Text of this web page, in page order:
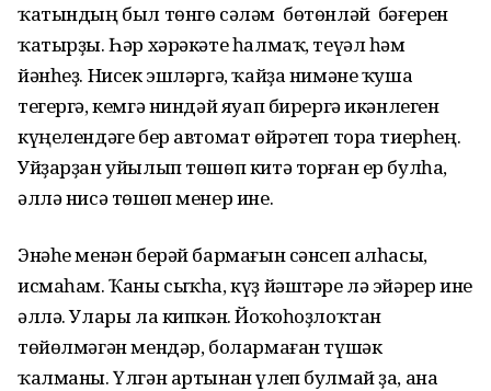
ҡатындың был төнгө сәләм бөтөнләй бәғерен
ҡатырҙы. Һәр хәрәкәте һалмаҡ, теүәл һәм
йәнһеҙ. Нисек эшләргә, ҡайҙа нимәне ҡуша
тегергә, кемгә ниндәй яуап бирергә икәнлеген
күңелендәге бер автомат өйрәтеп тора тиерһең.
Уйҙарҙан уйылып төшөп китә торған ер булһа,
әллә нисә төшөп менер ине.
Энәһе менән берәй бармағын сәнсеп алһасы,
исмаһам. Ҡаны сыҡһа, күҙ йәштәре лә эйәрер ине
әллә. Улары ла кипкән. Йоҡоһоҙлоҡтан
төйөлмәгән мендәр, болармаған түшәк
ҡалманы. Үлгән артынан үлеп булмай ҙа, ана